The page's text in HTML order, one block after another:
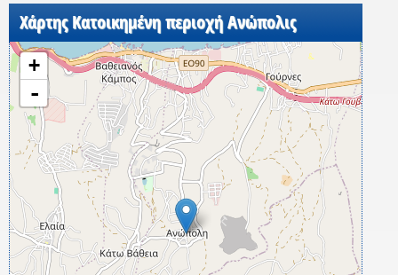
Χάρτης Κατοικημένη περιοχή Ανώπολις
+
-